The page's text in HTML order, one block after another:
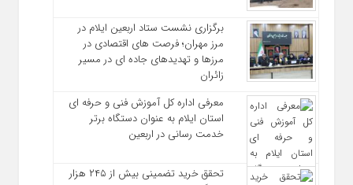
برگزاری نشست ستاد اربعین ایلام در
مرز مهران؛ فرصت‌ های اقتصادی در
مرزها و تهدیدهای جاده‌ ای در مسیر
زائران
معرفی اداره کل آموزش فنی و حرفه‌ ای
استان ایلام به‌ عنوان دستگاه برتر
خدمت‌ رسانی در اربعین
تحقق خرید تضمینی بیش از ۲۴۵ هزار